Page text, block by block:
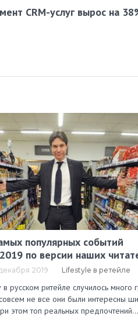
CRM-услуг вырос на
популярных событий
по версии наших
2019 Lifestyle в ретейле
русском ритейле случилось много
не все они были интересны
этом топ реальных предпочтений…